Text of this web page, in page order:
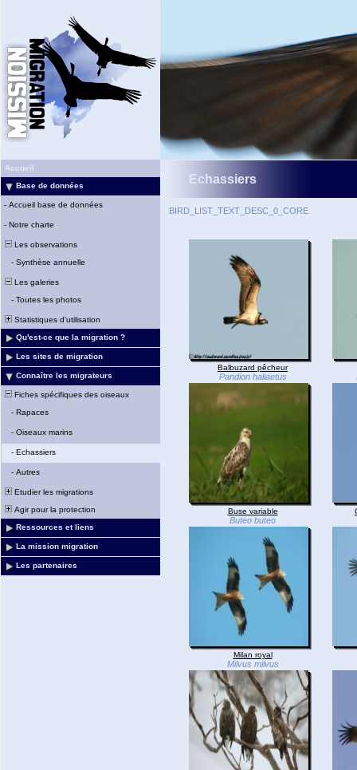
Accueil
Base de données
- Accueil base de données
- Notre charte
Les observations
- Synthèse annuelle
Les galeries
- Toutes les photos
Statistiques d'utilisation
Qu'est-ce que la migration ?
Les sites de migration
Connaître les migrateurs
Fiches spécifiques des oiseaux
- Rapaces
- Oiseaux marins
- Echassiers
- Autres
Etudier les migrations
Agir pour la protection
Ressources et liens
La mission migration
Les partenaires
Echassiers
BIRD_LIST_TEXT_DESC_0_CORE
Balbuzard pêcheur
Pandion haliaetus
Buse variable
Buteo buteo
Milan royal
Milvus milvus